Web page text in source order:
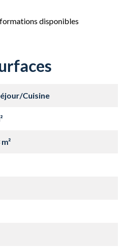
disponibles
Cuisine